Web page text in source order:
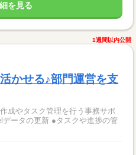
を見る
1週間以内公開
かせる♪部門運営を支
成やタスク管理を行う事務サポ
ータの更新 ●タスクや進捗の管